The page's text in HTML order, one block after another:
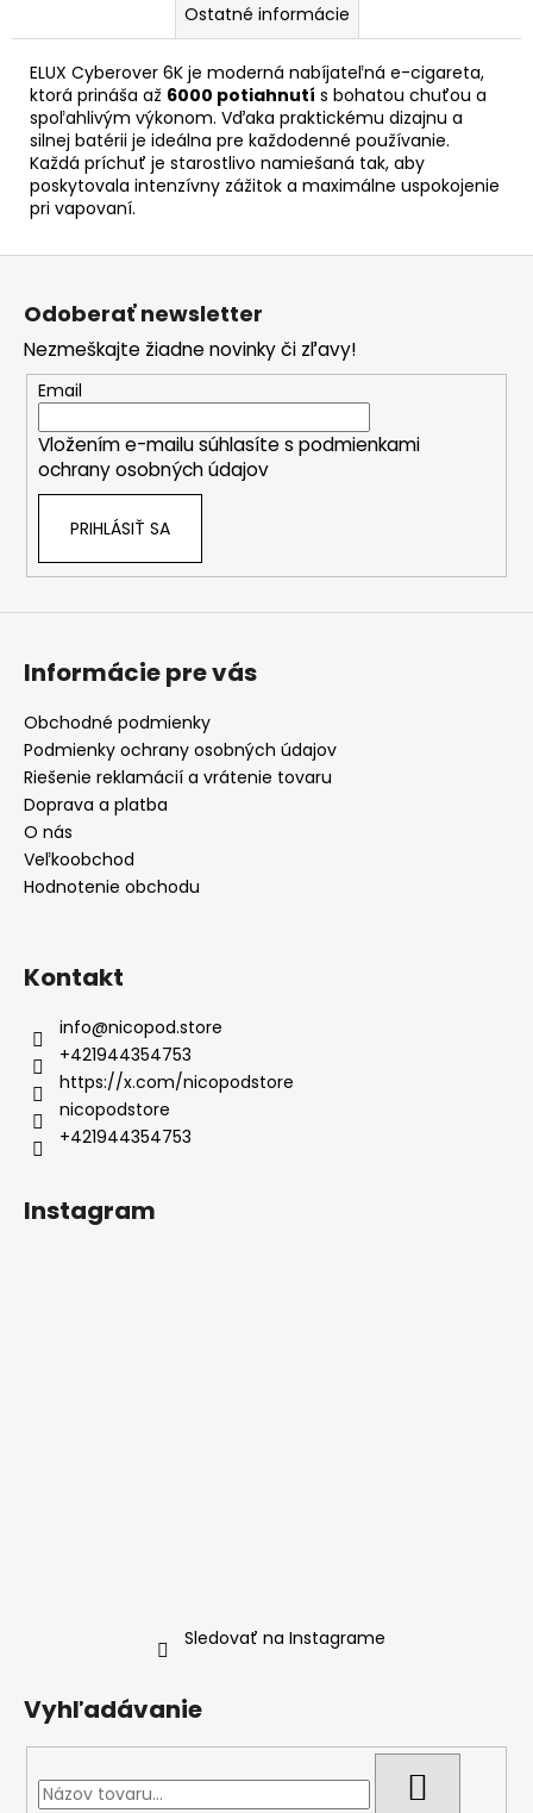
Ostatné informácie
ELUX Cyberover 6K je moderná nabíjateľná e-cigareta,
ktorá prináša až 6000 potiahnutí s bohatou chuťou a
spoľahlivým výkonom. Vďaka praktickému dizajnu a
silnej batérii je ideálna pre každodenné používanie.
Každá príchuť je starostlivo namiešaná tak, aby
poskytovala intenzívny zážitok a maximálne uspokojenie
pri vapovaní.
€4,50
Pôvodne:
€4,90
Z
Odoberať newsletter
Nezmeškajte žiadne novinky či zľavy!
Email
Vložením e-mailu súhlasíte s podmienkami
ochrany osobných údajov
PRIHLÁSIŤ SA
Informácie pre vás
Obchodné podmienky
Podmienky ochrany osobných údajov
Riešenie reklamácií a vrátenie tovaru
Doprava a platba
O nás
Veľkoobchod
Hodnotenie obchodu
Kontakt
info@nicopod.store
+421944354753
https://x.com/nicopodstore
nicopodstore
+421944354753
Instagram
Sledovať na Instagrame
Vyhľadávanie